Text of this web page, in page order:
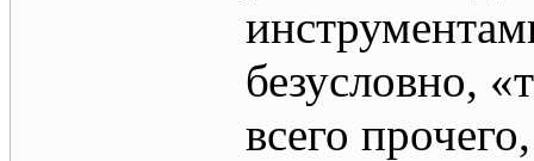
безусловно,
всего